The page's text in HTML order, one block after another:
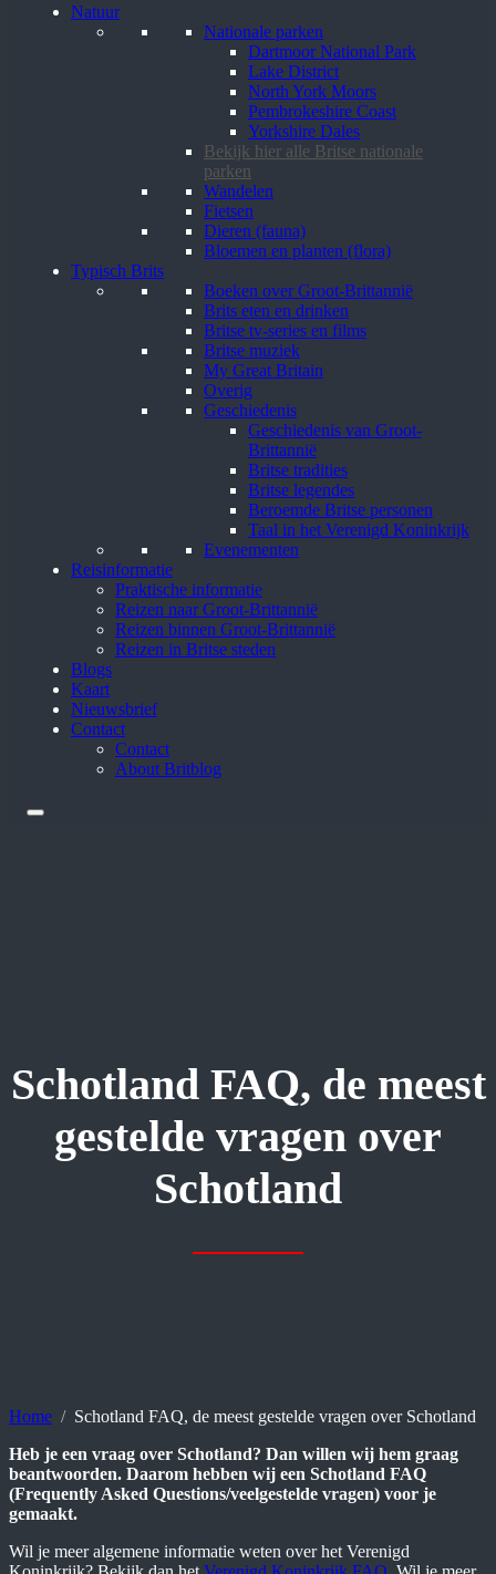
Natuur
Nationale parken
Dartmoor National Park
Lake District
North York Moors
Pembrokeshire Coast
Yorkshire Dales
Bekijk hier alle Britse nationale
parken
Wandelen
Fietsen
Dieren (fauna)
Bloemen en planten (flora)
Typisch Brits
Boeken over Groot-Brittannië
Brits eten en drinken
Britse tv-series en films
Britse muziek
My Great Britain
Overig
Geschiedenis
Geschiedenis van Groot-
Brittannië
Britse tradities
Britse legendes
Beroemde Britse personen
Taal in het Verenigd Koninkrijk
Evenementen
Reisinformatie
Praktische informatie
Reizen naar Groot-Brittannië
Reizen binnen Groot-Brittannië
Reizen in Britse steden
Blogs
Kaart
Nieuwsbrief
Contact
Contact
About Britblog
Schotland FAQ, de meest
gestelde vragen over
Schotland
Home
Schotland FAQ, de meest gestelde vragen over Schotland
Heb je een vraag over Schotland? Dan willen wij hem graag
beantwoorden. Daarom hebben wij een Schotland FAQ
(Frequently Asked Questions/veelgestelde vragen) voor je
gemaakt.
Wil je meer algemene informatie weten over het Verenigd